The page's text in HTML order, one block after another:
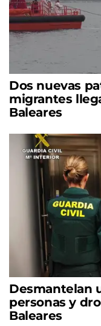
Dos nuevas
migrantes
Baleares
Desmantelan
personas y
Baleares